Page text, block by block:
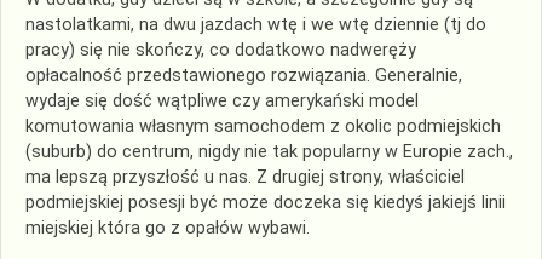
nastolatkami, na dwu jazdach wtę i we wtę dziennie (tj do
pracy) się nie skończy, co dodatkowo nadweręży
opłacalność przedstawionego rozwiązania. Generalnie,
wydaje się dość wątpliwe czy amerykański model
komutowania własnym samochodem z okolic podmiejskich
(suburb) do centrum, nigdy nie tak popularny w Europie zach.,
ma lepszą przyszłość u nas. Z drugiej strony, właściciel
podmiejskiej posesji być może doczeka się kiedyś jakiejś linii
miejskiej która go z opałów wybawi.